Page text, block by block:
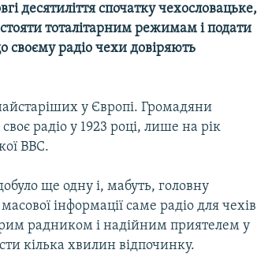
десятиліття спочатку чехословацьке,
тоталітарним режимам і подати
своєму радіо чехи довіряють
у Європі. Громадяни
радіо у 1923 році, лише на рік
ВВС.
ще одну і, мабуть, головну
інформації саме радіо для чехів
радником і надійним приятелем у
кілька хвилин відпочинку.